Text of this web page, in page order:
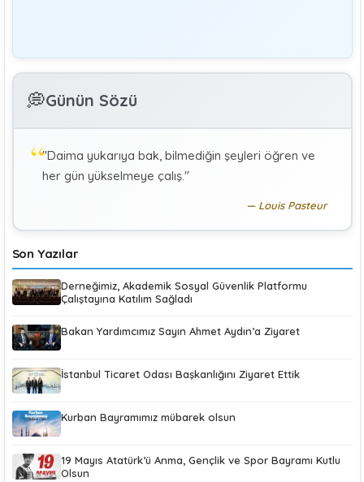
G
Özel Sağlık Hizmeti Sunucularında Görev Yapan
K KÜBRA KOÇ
Uluslararası Sosyal Politika Bağlamında İkili Sosyal
💭Günün Sözü
"Daima yukarıya bak, bilmediğin şeyleri öğren ve
her gün yükselmeye çalış."
Louis Pasteur
Son Yazılar
Derneğimiz, Akademik Sosyal Güvenlik Platformu
Çalıştayına Katılım Sağladı
Bakan Yardımcımız Sayın Ahmet Aydın’a Ziyaret
İstanbul Ticaret Odası Başkanlığını Ziyaret Ettik
Kurban Bayramımız mübarek olsun
19 Mayıs Atatürk’ü Anma, Gençlik ve Spor Bayramı Kutlu
Olsun